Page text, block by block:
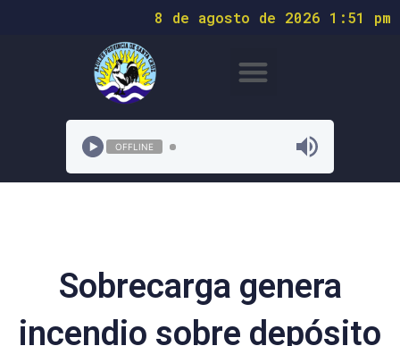
8 de agosto de 2026 1:51 pm
OFFLINE
Sobrecarga genera
incendio sobre depósito